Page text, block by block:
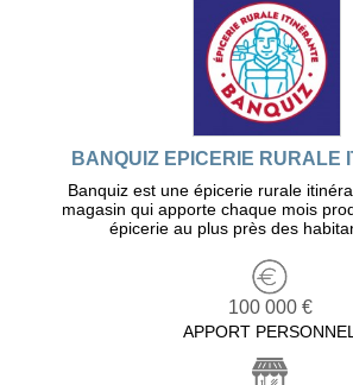
BANQUIZ EPICERIE RURALE
Banquiz est une épicerie rurale
magasin qui apporte chaque mois
épicerie au plus près des
100 000 €
APPORT